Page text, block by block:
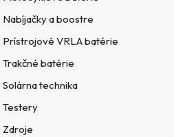
Nabíjačky a boostre
Prístrojové VRLA batérie
Trakčné batérie
Solárna technika
Testery
Zdroje